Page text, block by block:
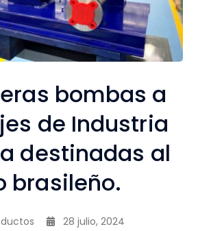
bombas a
de Industria
destinadas al
brasileño.
28 julio, 2024